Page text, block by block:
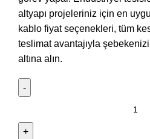
altyapı projeleriniz için en
kablo fiyat seçenekleri, tüm
teslimat avantajıyla
altına alın.